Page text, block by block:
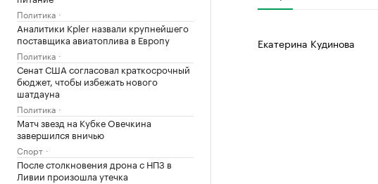
Политика
Аналитики Kpler назвали крупнейшего
поставщика авиатоплива в Европу
Политика
Сенат США согласовал краткосрочный
бюджет, чтобы избежать нового
шатдауна
Политика
Матч звезд на Кубке Овечкина
завершился вничью
Спорт
После столкновения дрона с НПЗ в
Ливии произошла утечка
Екатерина Кудинова